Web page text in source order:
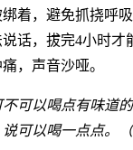
着，避免抓挠呼吸
话，拔完4小时才
，声音沙哑。
可以喝点有味道
可以喝一点点。